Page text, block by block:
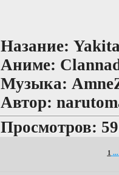
Назание:
Аниме:
Музыка:
Автор:
Просмотров:
1 ...